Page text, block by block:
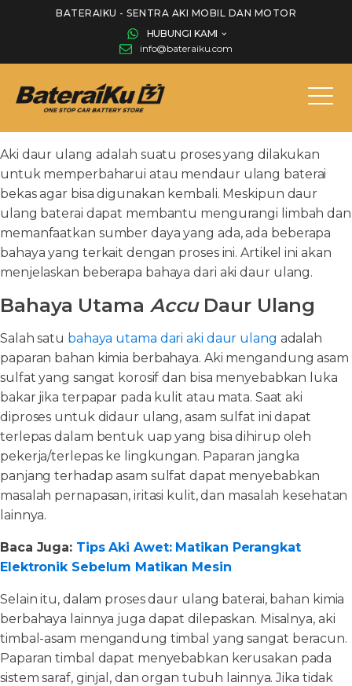
BATERAIKU - SENTRA AKI MOBIL DAN MOTOR
HUBUNGI KAMI
info@bateraiku.com
Aki daur ulang adalah suatu proses yang dilakukan
untuk memperbaharui atau mendaur ulang baterai
bekas agar bisa digunakan kembali. Meskipun daur
ulang baterai dapat membantu mengurangi limbah dan
memanfaatkan sumber daya yang ada, ada beberapa
bahaya yang terkait dengan proses ini. Artikel ini akan
menjelaskan beberapa bahaya dari aki daur ulang.
Bahaya Utama AccuDaur Ulang
Salah satu bahaya utama dari aki daur ulang adalah
paparan bahan kimia berbahaya. Aki mengandung asam
sulfat yang sangat korosif dan bisa menyebabkan luka
bakar jika terpapar pada kulit atau mata. Saat aki
diproses untuk didaur ulang, asam sulfat ini dapat
terlepas dalam bentuk uap yang bisa dihirup oleh
pekerja/terlepas ke lingkungan. Paparan jangka
panjang terhadap asam sulfat dapat menyebabkan
masalah pernapasan, iritasi kulit, dan masalah kesehatan
lainnya.
Baca Juga: Tips Aki Awet: Matikan Perangkat
Elektronik Sebelum Matikan Mesin
Selain itu, dalam proses daur ulang baterai, bahan kimia
berbahaya lainnya juga dapat dilepaskan. Misalnya, aki
timbal-asam mengandung timbal yang sangat beracun.
Paparan timbal dapat menyebabkan kerusakan pada
sistem saraf, ginjal, dan organ tubuh lainnya. Jika tidak